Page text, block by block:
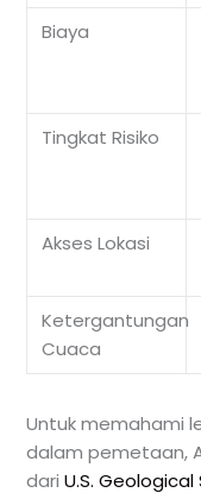
Biaya
Tingkat Risiko
Akses Lokasi
Ketergantungan
Cuaca
Untuk memahami
dalam pemetaan,
dariU.S.